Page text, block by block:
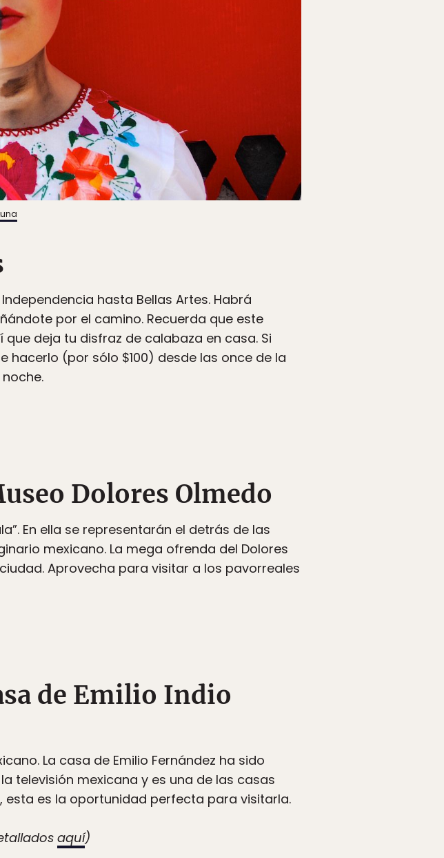
hasta Bellas Artes. Habrá
por el camino. Recuerda que este
deja tu disfraz de calabaza en casa. Si
(por sólo $100) desde las once de la
Dolores Olmedo
En ella se representarán el detrás de las
mexicano. La mega ofrenda del Dolores
Aprovecha para visitar a los pavorreales
de Emilio Indio
La casa de Emilio Fernández ha sido
televisión mexicana y es una de las casas
esta es la oportunidad perfecta para visitarla.
aquí)